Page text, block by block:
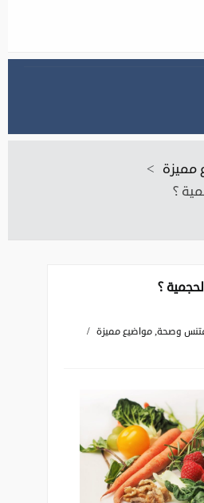
مميزة >
؟
؟
وصحة,مواضيع مميزة